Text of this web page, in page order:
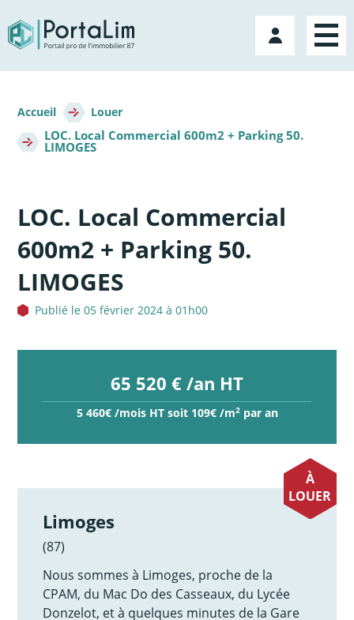
directement
au
contenu
Mon
compte
d'Ariane
Accueil Louer
LOC. Local Commercial 600m2 + Parking 50.
LIMOGES
LOC. Local Commercial
600m2 + Parking 50.
LIMOGES
Publié le 05 février 2024 à 01h00
65 520 € /an HT
5 460€ /mois HT soit 109€ /m2par an
À
LOUER
Limoges
(87)
Nous sommes à Limoges, proche de la
CPAM, du Mac Do des Casseaux, du Lycée
Donzelot, et à quelques minutes de la Gare